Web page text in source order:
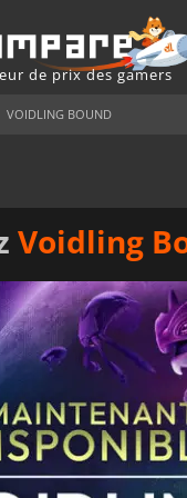
de prix des gamers
VOIDLING BOUND
Voidling